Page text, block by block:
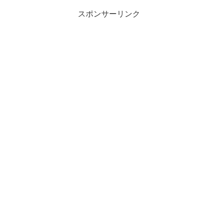
スポンサーリンク